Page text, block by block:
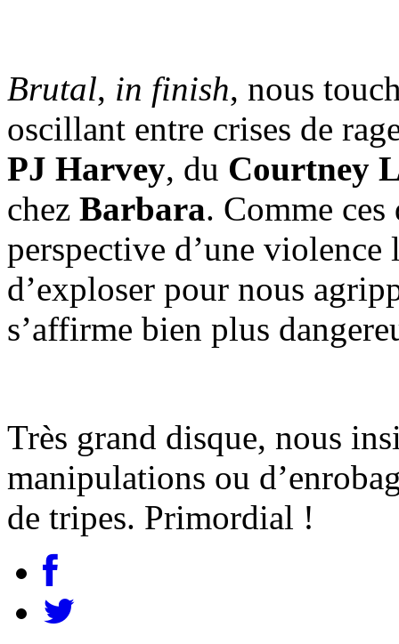
Brutal, in finish, nous
oscillant entre crises de
PJ Harvey, du Courtney
chez Barbara. Comme
perspective d’une violence
d’exploser pour nous
s’affirme bien plus
Très grand disque, nous
manipulations ou
de tripes. Primordial !